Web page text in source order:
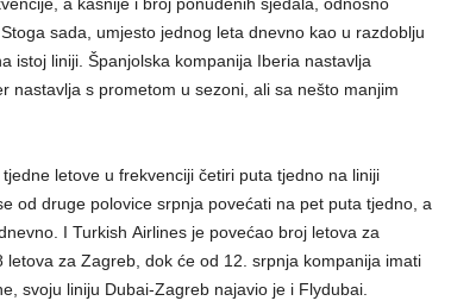
sada, umjesto jednog leta dnevno kao u razdoblju
istoj liniji. Španjolska kompanija Iberia nastavlja
nastavlja s prometom u sezoni, ali sa nešto manjim
letove u frekvenciji četiri puta tjedno na liniji
od druge polovice srpnja povećati na pet puta tjedno, a
I Turkish Airlines je povećao broj letova za
za Zagreb, dok će od 12. srpnja kompanija imati
svoju liniju Dubai-Zagreb najavio je i Flydubai.